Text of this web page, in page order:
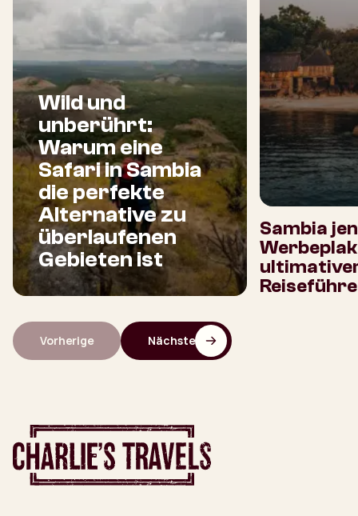
Wild und
unberührt:
Warum eine
Safari in Sambia
die perfekte
Alternative zu
überlaufenen
Gebieten ist
Sambia
Vorherige Nächste